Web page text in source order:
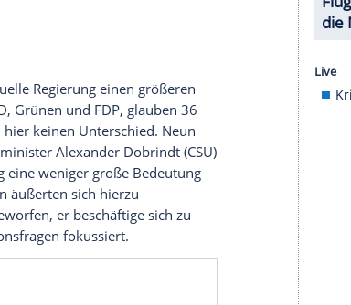
flüchten würde, hat das
jemand: "Wenn Deutschland in einen Krieg
Wie ist das bei Ihnen: Würden Sie in
Deutschland zu verlassen, oder käme das
wollen
demnach, für sie käme es nicht
(24 Prozent) gab an, in einem solchen
der Bevölkerung hat laut Umfrage bereits